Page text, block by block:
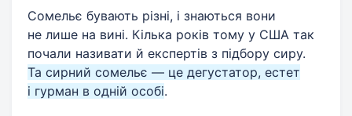
Сомельє бувають різні, і знаються вони
не лише на вині. Кілька років тому у США так
почали називати й експертів з підбору сиру.
Та сирний сомельє — це дегустатор, естет
і гурман в одній особі.